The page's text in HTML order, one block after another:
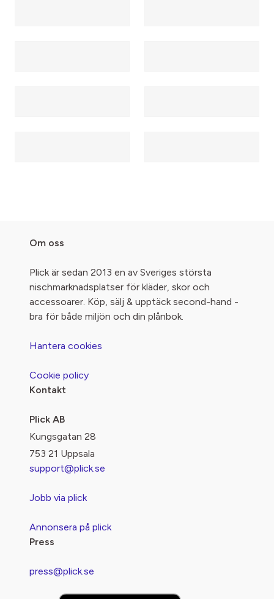
Om oss
Plick är sedan 2013 en av Sveriges största
nischmarknadsplatser för kläder, skor och
accessoarer. Köp, sälj & upptäck second-hand -
bra för både miljön och din plånbok.
Hantera cookies
Cookie policy
Kontakt
Plick AB
Kungsgatan 28
753 21 Uppsala
support@plick.se
Jobb via plick
Annonsera på plick
Press
press@plick.se